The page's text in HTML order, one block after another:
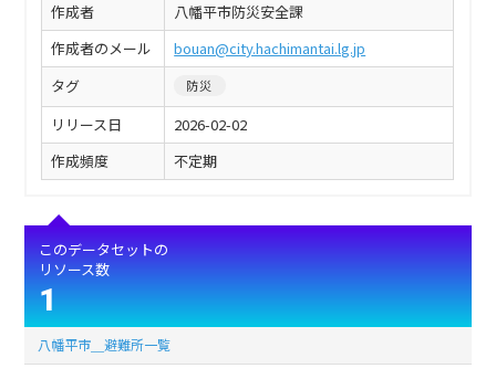
作成者
八幡平市防災安全課
作成者のメール
bouan@city.hachimantai.lg.jp
タグ
防災
リリース日
2026-02-02
作成頻度
不定期
このデータセットの
リソース数
1
八幡平市＿避難所一覧